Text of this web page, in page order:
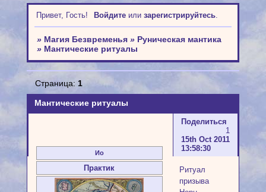
Привет, Гость! Войдитеили зарегистрируйтесь.
» Магия Безвременья » Руническая мантика
» Мантические ритуалы
Мантические ритуалы
Страница: 1
Поделиться
1
15th Oct 2011
13:58:30
Ио
Практик
Ритуал
призыва